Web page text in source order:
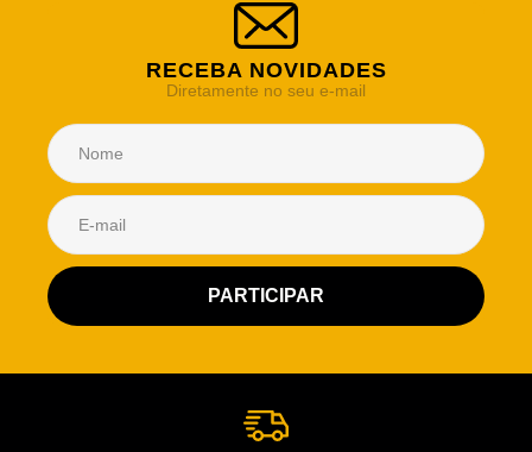
RECEBA NOVIDADES
Diretamente no seu e-mail
Atendimento Rei de Casa